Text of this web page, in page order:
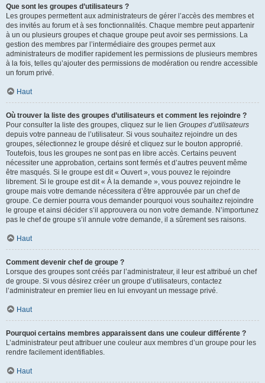
Que sont les groupes d’utilisateurs ?
Les groupes permettent aux administrateurs de gérer l’accès des membres et
des invités au forum et à ses fonctionnalités. Chaque membre peut appartenir
à un ou plusieurs groupes et chaque groupe peut avoir ses permissions. La
gestion des membres par l’intermédiaire des groupes permet aux
administrateurs de modifier rapidement les permissions de plusieurs membres
à la fois, telles qu’ajouter des permissions de modération ou rendre accessible
un forum privé.
Haut
Où trouver la liste des groupes d’utilisateurs et comment les rejoindre ?
Pour consulter la liste des groupes, cliquez sur le lien Groupes d’utilisateurs
depuis votre panneau de l’utilisateur. Si vous souhaitez rejoindre un des
groupes, sélectionnez le groupe désiré et cliquez sur le bouton approprié.
Toutefois, tous les groupes ne sont pas en libre accès. Certains peuvent
nécessiter une approbation, certains sont fermés et d’autres peuvent même
être masqués. Si le groupe est dit « Ouvert », vous pouvez le rejoindre
librement. Si le groupe est dit « À la demande », vous pouvez rejoindre le
groupe mais votre demande nécessitera d’être approuvée par un chef de
groupe. Ce dernier pourra vous demander pourquoi vous souhaitez rejoindre
le groupe et ainsi décider s’il approuvera ou non votre demande. N’importunez
pas le chef de groupe s’il annule votre demande, il a sûrement ses raisons.
Haut
Comment devenir chef de groupe ?
Lorsque des groupes sont créés par l’administrateur, il leur est attribué un chef
de groupe. Si vous désirez créer un groupe d’utilisateurs, contactez
l’administrateur en premier lieu en lui envoyant un message privé.
Haut
Pourquoi certains membres apparaissent dans une couleur différente ?
L’administrateur peut attribuer une couleur aux membres d’un groupe pour les
rendre facilement identifiables.
Haut